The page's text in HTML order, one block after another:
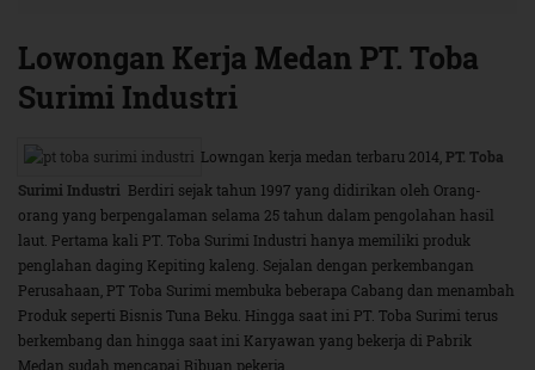
Lowongan Kerja Medan PT. Toba
Surimi Industri
Lowngan kerja medan terbaru 2014, PT. Toba
Surimi Industri Berdiri sejak tahun 1997 yang didirikan oleh Orang-
orang yang berpengalaman selama 25 tahun dalam pengolahan hasil
laut. Pertama kali PT. Toba Surimi Industri hanya memiliki produk
penglahan daging Kepiting kaleng. Sejalan dengan perkembangan
Perusahaan, PT Toba Surimi membuka beberapa Cabang dan menambah
Produk seperti Bisnis Tuna Beku. Hingga saat ini PT. Toba Surimi terus
berkembang dan hingga saat ini Karyawan yang bekerja di Pabrik
Medan sudah mencapai Ribuan pekerja.